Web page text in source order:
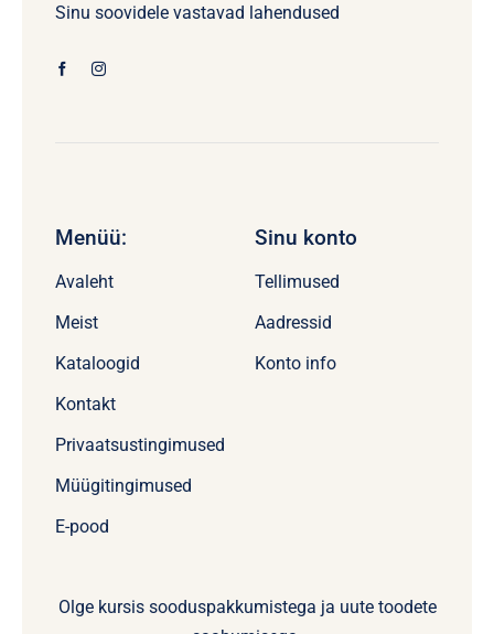
Sinu soovidele vastavad lahendused
Menüü:
Avaleht
Meist
Kataloogid
Kontakt
Privaatsustingimused
Müügitingimused
E-pood
Sinu konto
Tellimused
Aadressid
Konto info
Olge kursis sooduspakkumistega ja uute toodete